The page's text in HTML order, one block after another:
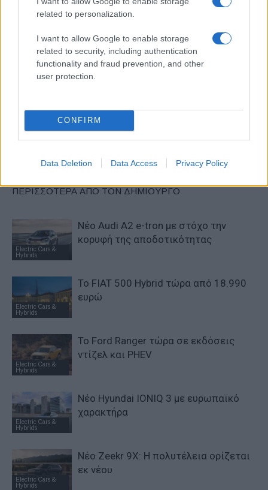
related to personalization.
I want to allow Google to enable storage
related to security, including authentication
functionality and fraud prevention, and other
user protection.
CONFIRM
Data Deletion Data Access Privacy Policy
Hybrid
ΠΑΡΟΜΟΙΑ ΑΡΘΡΑ
ΠΕΡΙΣΣΟΤΕΡΑ ΑΠΟ ΤΟΝ ΔΗΜΙΟΥΡΓΟ
Electric Cars &
Hybrids
Νέο Audi A2 e-tron με στόχο την
κορυφή της αποδοτικότητας
Electric Cars &
Hybrids
Το FIAT 500 Hybrid τώρα από 18.990
ευρώ
Electric Cars &
Hybrids
Το Ford Ranger τώρα σε εκδόσεις
ντίζελ και PHEV
Electric Cars &
Hybrids
Νέο Hyundai IONIQ 3 με ευρωπαϊκό
χαρακτήρα
Electric Cars &
Hybrids
Νέο Zeekr 9X: Η πολυτέλεια ορίζεται
εκ νέου